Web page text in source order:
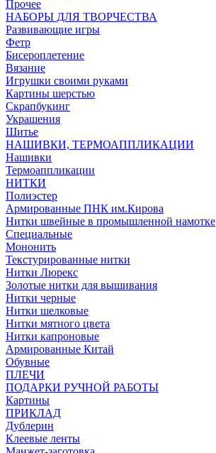
Прочее
НАБОРЫ ДЛЯ ТВОРЧЕСТВА
Развивающие игры
Фетр
Бисероплетение
Вязание
Игрушки своими руками
Картины шерстью
Скрапбукинг
Украшения
Шитье
НАШИВКИ, ТЕРМОАППЛИКАЦИИ
Нашивки
Термоаппликации
НИТКИ
Полиэстер
Армированные ПНК им.Кирова
Нитки швейные в промышленной намотке
Специальные
Мононить
Текстурированные нитки
Нитки Люрекс
Золотые нитки для вышивания
Нитки черные
Нитки шелковые
Нитки мятного цвета
Нитки капроновые
Армированные Китай
Обувные
ПЛЕЧИ
ПОДАРКИ РУЧНОЙ РАБОТЫ
Картины
ПРИКЛАД
Дублерин
Клеевые ленты